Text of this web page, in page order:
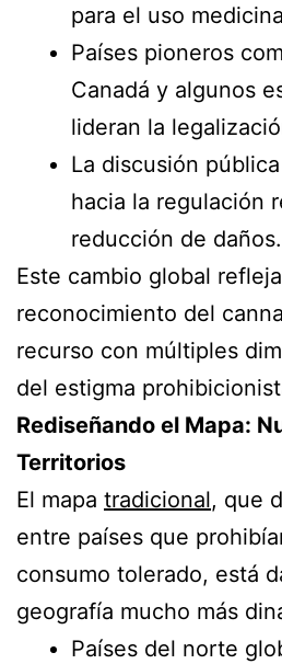
para el uso
Países pioneros
Canadá y algunos
lideran la
La discusión
hacia la regulación
reducción de daños.
Este cambio global
reconocimiento del
recurso con múltiples
del estigma
Rediseñando el Mapa:
Territorios
El mapa tradicional, que
entre países que
consumo tolerado, está
geografía mucho más
Países del norte